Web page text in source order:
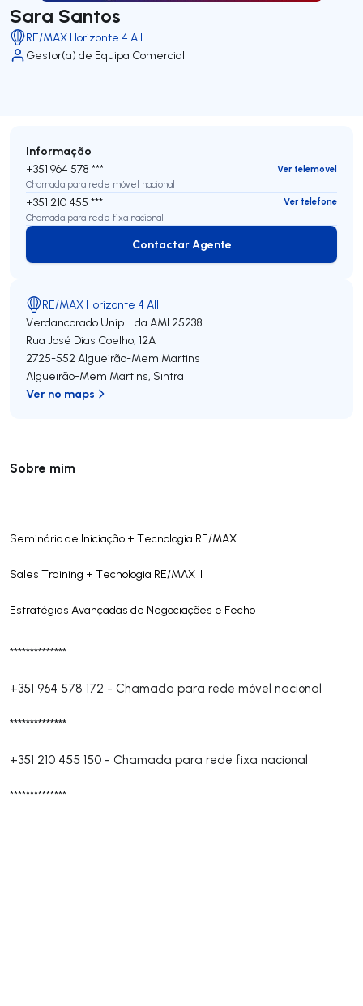
Sara Santos
RE/MAX Horizonte 4 All
Gestor(a) de Equipa Comercial
Sobre mim
Seminário de Iniciação + Tecnologia RE/MAX
Sales Training + Tecnologia RE/MAX II
Estratégias Avançadas de Negociações e Fecho
**************
+351 964 578 172 - Chamada para rede móvel nacional
**************
+351 210 455 150 - Chamada para rede fixa nacional
**************
Informação
+351 964 578 ***
Ver telemóvel
Chamada para rede móvel nacional
+351 210 455 ***
Ver telefone
Chamada para rede fixa nacional
Contactar Agente
Contactar Agente
RE/MAX Horizonte 4 All
Verdancorado Unip. Lda AMI 25238
Rua José Dias Coelho, 12A
2725-552Algueirão-Mem Martins
Algueirão-Mem Martins, Sintra
Ver no maps